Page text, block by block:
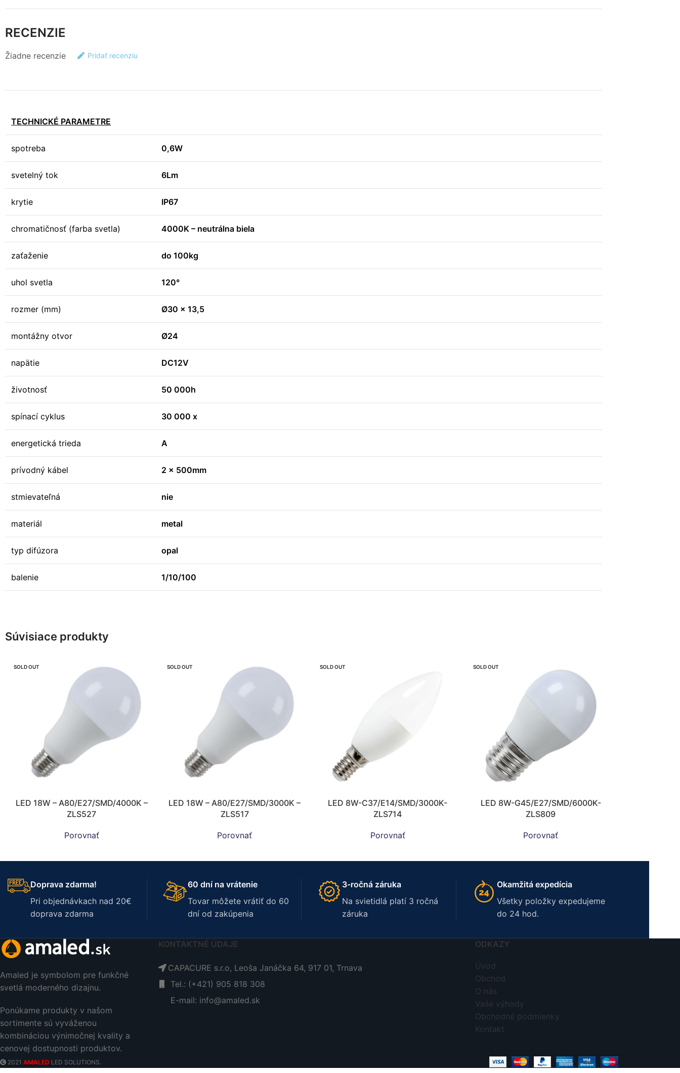
RECENZIE
Žiadne recenzie Pridať recenziu
TECHNICKÉ PARAMETRE
spotreba 0,6W
svetelný tok 6Lm
krytie IP67
chromatičnosť (farba svetla) 4000K – neutrálna biela
zaťaženie do 100kg
uhol svetla 120°
rozmer (mm) Ø30 x 13,5
montážny otvor Ø24
napätie DC12V
životnosť 50 000h
spínací cyklus 30 000 x
energetická trieda A
prívodný kábel 2 x 500mm
stmievateľná nie
materiál metal
typ difúzora opal
balenie 1/10/100
Súvisiace produkty
SOLD OUT
LED 18W – A80/E27/SMD/4000K –
ZLS527
Porovnať
SOLD OUT
LED 18W – A80/E27/SMD/3000K –
ZLS517
Porovnať
SOLD OUT
LED 8W-C37/E14/SMD/3000K-
ZLS714
Porovnať
SOLD OUT
LED 8W-G45/E27/SMD/6000K-
ZLS809
Porovnať
Doprava zdarma!
Pri objednávkach nad 20€
doprava zdarma
60 dní na vrátenie
Tovar môžete vrátiť do 60
dní od zakúpenia
3-ročná záruka
Na svietidlá platí 3 ročná
záruka
Okamžitá expedícia
Všetky položky expedujeme
do 24 hod.
Amaled je symbolom pre funkčné
svetlá moderného dizajnu.
Ponúkame produkty v našom
sortimente sú vyváženou
kombináciou výnimočnej kvality a
cenovej dostupnosti produktov.
KONTAKTNÉ ÚDAJE
CAPACURE s.r.o, Leoša Janáčka 64, 917 01, Trnava
Tel.: (+421) 905 818 308
E-mail: info@amaled.sk
ODKAZY
Úvod
Obchod
O nás
Vaše výhody
Obchodné podmienky
Kontakt
2021 AMALED LED SOLUTIONS.